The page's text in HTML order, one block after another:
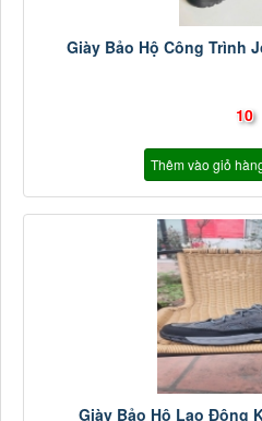
Giày Bảo Hộ Công Trình
10
Thêm vào giỏ
Giày Bảo Hộ Lao Động